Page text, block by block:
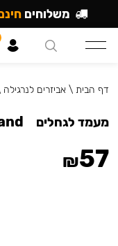
דף הבית \אביזרים לנרגילה
מעמד לגחלים
₪57
משלוחים